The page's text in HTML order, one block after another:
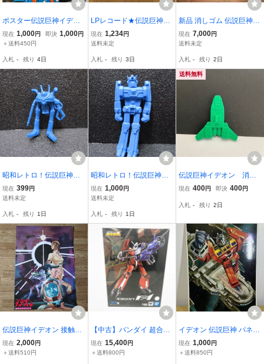
ポスター伝説巨神イデオ
ンB2サイズ富野喜幸 富野
由悠季1980年ANIMECア
Ideon POSTER
現在 1,000円 即決 1,000円
＋送料450円
入札 - 残り 4日
LPレコード★伝説巨神イ
デオン★2種組★テレビ・
サウンドトラック盤★キ
こういち、たいらいさお
現在 1,234円
送料未定
入札 - 残り 3日
新品 消しゴム 伝説巨神イ
デオン ガンガ ルブ 白
分離します
現在 7,000円
送料未定
入札 - 残り 2日
昭和レトロ！伝説巨神イ
デオン ドグ・マック 消し
ゴム（ミニフィギュア日
ビンテージグッズガンダ
ムダグラム）
現在 399円
送料未定
入札 - 残り 1日
昭和レトロ！伝説巨神イ
デオン 消しゴム（ミニフ
ィギュア日本サンライズ
当時物ビンテージグッズ
ガンダムダグラム）
現在 1,000円
送料未定
入札 - 残り 1日
送料無料
伝説巨神イデオン 消し
ゴム 戦闘機形態イデオ
料無料
現在 400円 即決 400円
入札 - 残り 2日
伝説巨神イデオン 接触篇
発動篇 ポスター B2サイ
ズ 非売品
現在 2,000円
＋送料510円
【中古】バンダイ 超合金
魂 GX-92 伝説巨神イデオ
ン F.A.[240010454868]
現在 15,400円
＋送料800円
イデオン 伝説巨神 パネル
ポスター ２枚
現在 1,000円
＋送料850円